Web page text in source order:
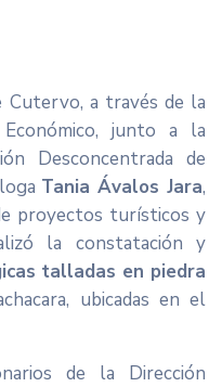
Cutervo, a través de la
junto a la
Desconcentrada de
Tania Ávalos Jara,
proyectos turísticos y
la constatación y
talladas en piedra
ubicadas en el
de la Dirección